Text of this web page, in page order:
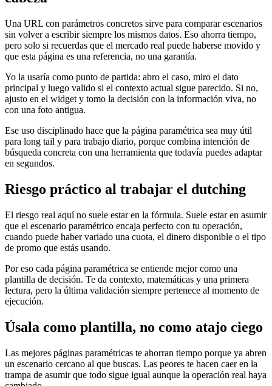
Una URL con parámetros concretos sirve para comparar escenarios
sin volver a escribir siempre los mismos datos. Eso ahorra tiempo,
pero solo si recuerdas que el mercado real puede haberse movido y
que esta página es una referencia, no una garantía.
Yo la usaría como punto de partida: abro el caso, miro el dato
principal y luego valido si el contexto actual sigue parecido. Si no,
ajusto en el widget y tomo la decisión con la información viva, no
con una foto antigua.
Ese uso disciplinado hace que la página paramétrica sea muy útil
para long tail y para trabajo diario, porque combina intención de
búsqueda concreta con una herramienta que todavía puedes adaptar
en segundos.
Riesgo práctico al trabajar el dutching
El riesgo real aquí no suele estar en la fórmula. Suele estar en asumir
que el escenario paramétrico encaja perfecto con tu operación,
cuando puede haber variado una cuota, el dinero disponible o el tipo
de promo que estás usando.
Por eso cada página paramétrica se entiende mejor como una
plantilla de decisión. Te da contexto, matemáticas y una primera
lectura, pero la última validación siempre pertenece al momento de
ejecución.
Úsala como plantilla, no como atajo ciego
Las mejores páginas paramétricas te ahorran tiempo porque ya abren
un escenario cercano al que buscas. Las peores te hacen caer en la
trampa de asumir que todo sigue igual aunque la operación real haya